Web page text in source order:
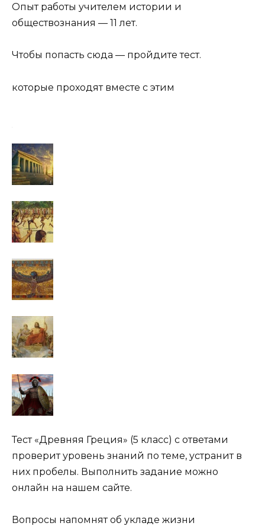
Опыт работы учителем истории и
обществознания — 11 лет.
Чтобы попасть сюда — пройдите тест.
которые проходят вместе с этим
Тест «Древняя Греция» (5 класс) с ответами
проверит уровень знаний по теме, устранит в
них пробелы. Выполнить задание можно
онлайн на нашем сайте.
Вопросы напомнят об укладе жизни